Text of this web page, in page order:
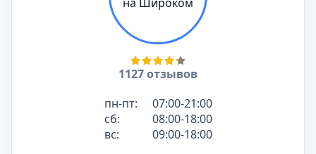
1127 отзывов
пн-пт:
07:00-21:00
сб:
08:00-18:00
вс:
09:00-18:00